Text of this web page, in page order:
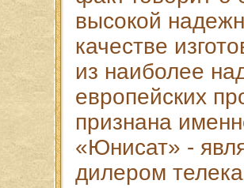
высокой
качестве
из наиболее
европейских
признана
«Юнисат» -
дилером